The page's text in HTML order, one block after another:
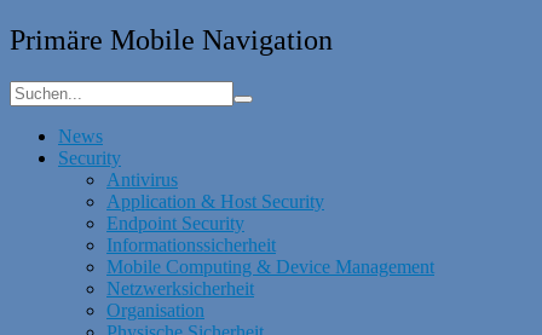
Primäre Mobile Navigation
News
Security
Antivirus
Application & Host Security
Endpoint Security
Informationssicherheit
Mobile Computing & Device Management
Netzwerksicherheit
Organisation